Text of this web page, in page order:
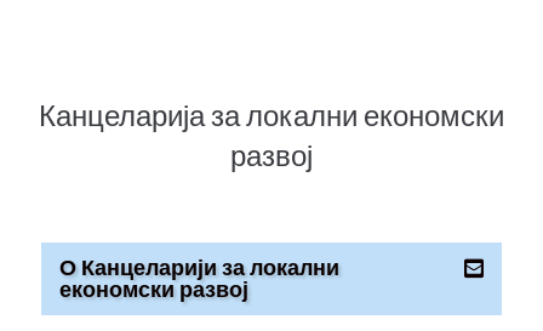
Канцеларија за локални економски
развој
О Канцеларији за локални
економски развој